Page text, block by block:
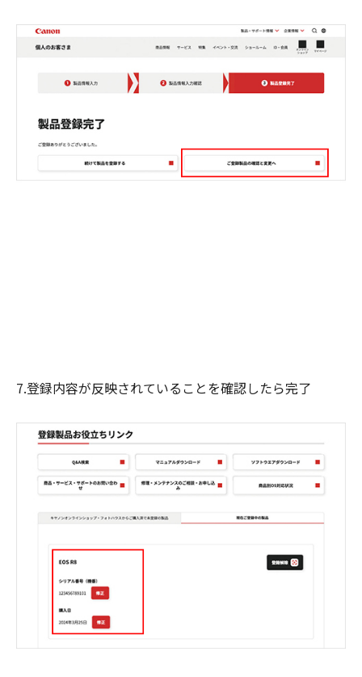
7.登録内容が反映されていることを確認したら完了